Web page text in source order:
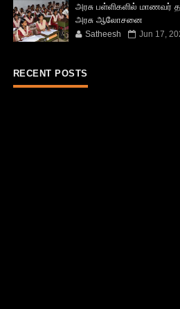
அரசு பள்ளிகளில் மாணவர்
அரசு ஆலோசனை
Satheesh Jun 17,
RECENT POSTS